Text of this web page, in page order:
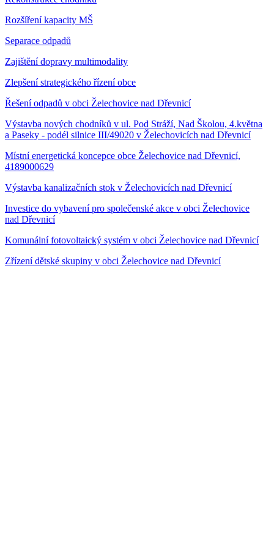
Rozšíření kapacity MŠ
Separace odpadů
Zajištění dopravy multimodality
Zlepšení strategického řízení obce
Řešení odpadů v obci Želechovice nad Dřevnicí
Výstavba nových chodníků v ul. Pod Stráží, Nad Školou, 4.května
a Paseky - podél silnice III/49020 v Želechovicích nad Dřevnicí
Místní energetická koncepce obce Želechovice nad Dřevnicí,
4189000629
Výstavba kanalizačních stok v Želechovicích nad Dřevnicí
Investice do vybavení pro společenské akce v obci Želechovice
nad Dřevnicí
Komunální fotovoltaický systém v obci Želechovice nad Dřevnicí
Zřízení dětské skupiny v obci Želechovice nad Dřevnicí